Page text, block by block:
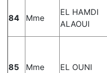
84 Mme
EL HAMDI
ALAOUI
85 Mme EL OUNI